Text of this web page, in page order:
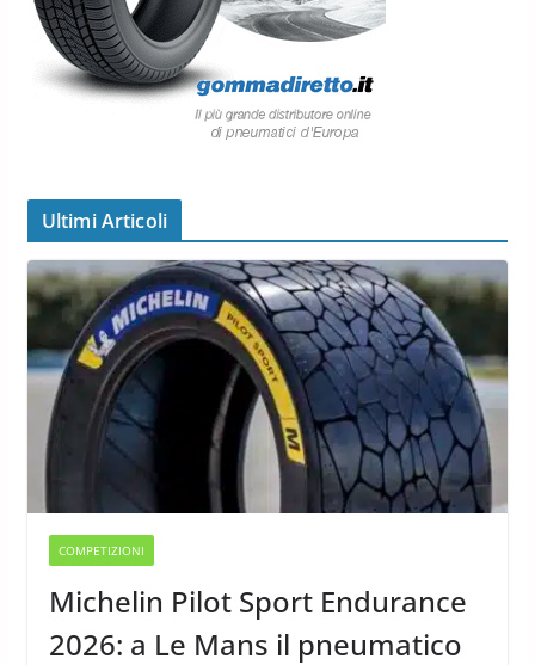
Ultimi Articoli
COMPETIZIONI
Michelin Pilot Sport Endurance
2026: a Le Mans il pneumatico